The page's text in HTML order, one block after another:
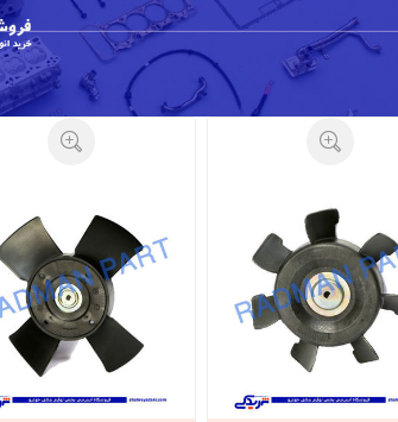
ساینا و کوییک و
ساینا و کوییک و
خانواده پیکان، آردی و آریسان
روآ
مشترک پیکان، آردی و آریسان
تخصصی روآ
پیکان دولوکس